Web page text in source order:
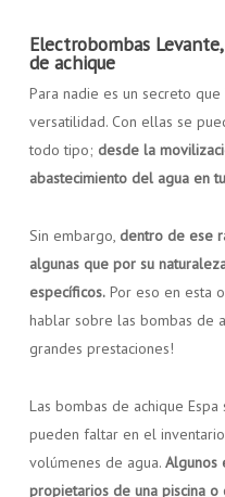
Electrobombas
de achique
Para nadie es un secreto
versatilidad. Con ellas se
todo tipo; desde la
abastecimiento del agua en
Sin embargo, dentro de ese
algunas que por su
específicos.Por eso en esta
hablar sobre las bombas de
grandes prestaciones!
Las bombas de achique
pueden faltar en el
volúmenes de agua. Algunos
propietarios de una piscina